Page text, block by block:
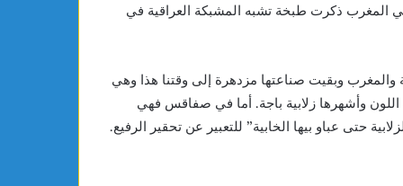
المغرب ذكرت طبخة تشبه المشبكة العراقية في
والمغرب وبقيت صناعتها مزدهرة إلى وقتنا هذا وهي
وأشهرها زلابية باجة. أما في صفاقس فهي
حتى عباو بيها الخابية” للتعبير عن تحقير الرفيع.